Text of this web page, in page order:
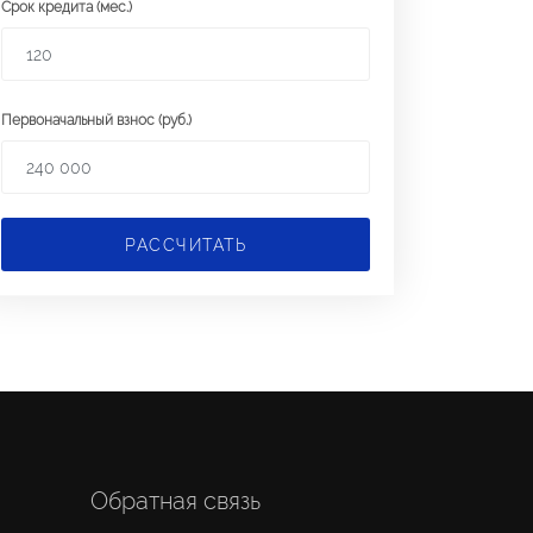
Срок кредита (мес.)
Первоначальный взнос (руб.)
РАССЧИТАТЬ
Обратная связь